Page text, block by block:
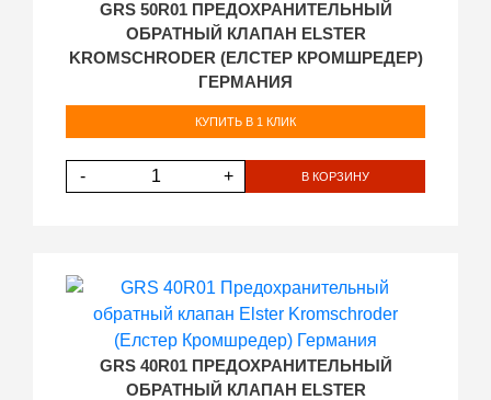
GRS 50R01 ПРЕДОХРАНИТЕЛЬНЫЙ
ОБРАТНЫЙ КЛАПАН ELSTER
KROMSCHRODER (ЕЛСТЕР КРОМШРЕДЕР)
ГЕРМАНИЯ
КУПИТЬ В 1 КЛИК
- + В КОРЗИНУ
GRS 40R01 ПРЕДОХРАНИТЕЛЬНЫЙ
ОБРАТНЫЙ КЛАПАН ELSTER